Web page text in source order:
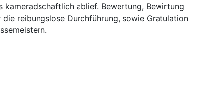
kameradschaftlich ablief. Bewertung, Bewirtung
reibungslose Durchführung, sowie Gratulation